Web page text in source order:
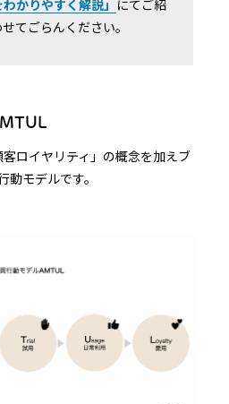
かりやすく解説」 にてご紹
てごらんください。
ロイヤリティ」の概念を加えブ
モデルです。